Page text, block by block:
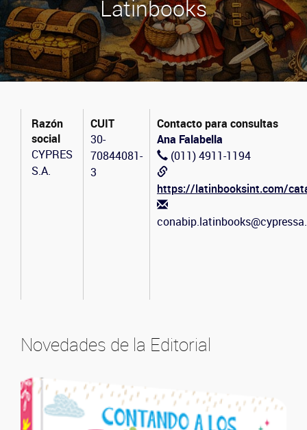
Latinbooks
Razón
social
CYPRES
S.A.
CUIT
30-
70844081-
3
Contacto para consultas
Ana Falabella
(011) 4911-1194
https://latinbooksint.com/
Novedades de la Editorial